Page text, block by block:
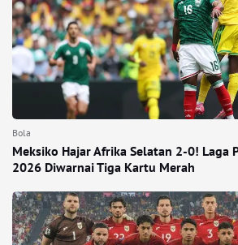
Bola
Meksiko Hajar Afrika Selatan 2-0! Laga
2026 Diwarnai Tiga Kartu Merah